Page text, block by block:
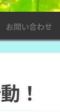
お問い合わせ
！